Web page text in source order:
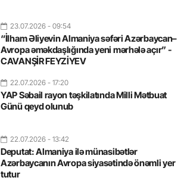
23.07.2026 - 09:54
“İlham Əliyevin Almaniya səfəri Azərbaycan–
Avropa əməkdaşlığında yeni mərhələ açır” -
CAVANŞİR FEYZİYEV
22.07.2026 - 17:20
YAP Səbail rayon təşkilatında Milli Mətbuat
Günü qeyd olunub
22.07.2026 - 13:42
Deputat: Almaniya ilə münasibətlər
Azərbaycanın Avropa siyasətində önəmli yer
tutur